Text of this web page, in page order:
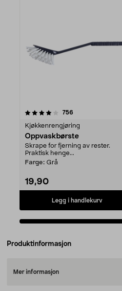
756anmeldelser
Kjøkkenrengjøring
Oppvaskbørste
Skrape for fjerning av rester.
Praktisk henge...
Farge: Grå
19,90
Legg i handlekurv
4.0av 5 stjerner
Produktinformasjon
Mer informasjon